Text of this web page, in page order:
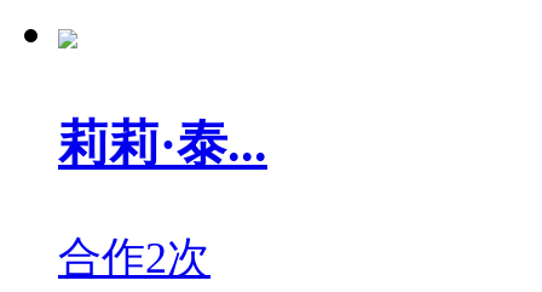
莉莉·泰...
合作2次